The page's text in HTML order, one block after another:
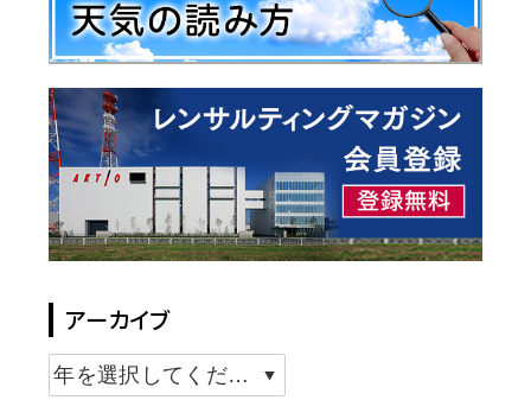
アーカイブ